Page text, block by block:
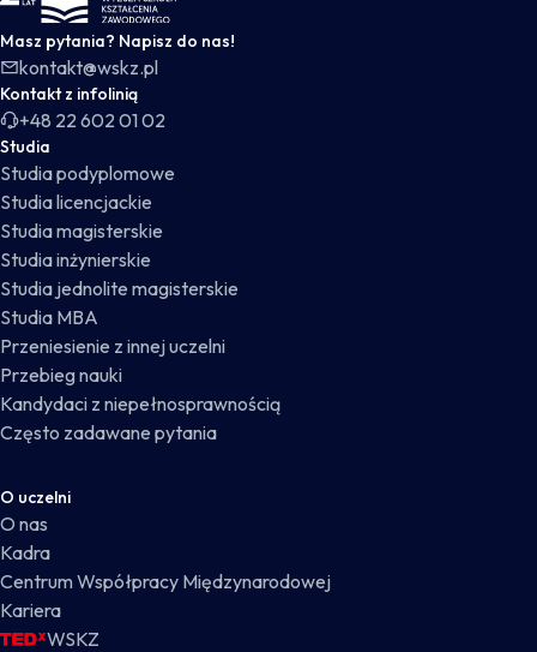
Masz pytania? Napisz do nas!
kontakt@wskz.pl
Kontakt z infolinią
+48 22 602 01 02
Studia
Studia podyplomowe
Studia licencjackie
Studia magisterskie
Studia inżynierskie
Studia jednolite magisterskie
Studia MBA
Przeniesienie z innej uczelni
Przebieg nauki
Kandydaci z niepełnosprawnością
Często zadawane pytania
O uczelni
O nas
Kadra
Centrum Współpracy Międzynarodowej
Kariera
WSKZ